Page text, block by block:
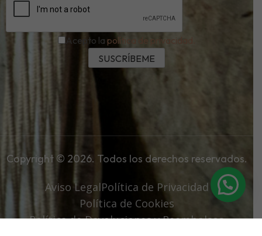
Acepto la política de privacidad.
Copyright © 2026. Todos los derechos reservados.
Aviso LegalPolítica de Privacidad
Política de Cookies
Política de Devoluciones y Reembolsos